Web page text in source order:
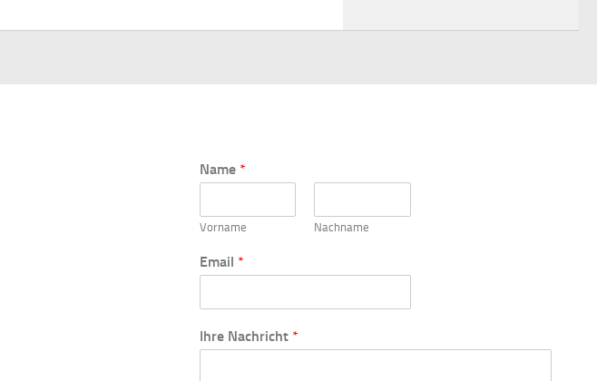
Name *
Vorname Nachname
I
h
e
m
Email *
Ihre Nachricht *